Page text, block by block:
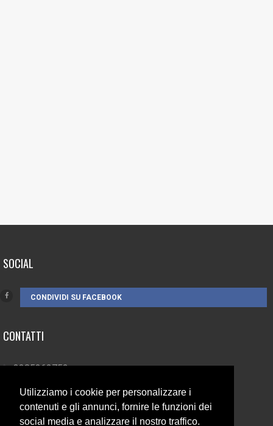
Utilizziamo i cookie per personalizzare i
contenuti e gli annunci, fornire le funzioni dei
social media e analizzare il nostro traffico.
SOCIAL
CONDIVIDI SU FACEBOOK
CONTATTI
3385262752
info@campionando.it